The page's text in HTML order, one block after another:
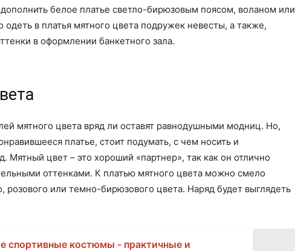
белое платье светло-бирюзовым поясом, воланом или
в платья мятного цвета подружек невесты, а также,
в оформлении банкетного зала.
мятного цвета вряд ли оставят равнодушными модниц. Но,
платье, стоит подумать, с чем носить и
Мятный цвет – это хороший «партнер», так как он отлично
оттенками. К платью мятного цвета можно смело
розового или темно-бирюзового цвета. Наряд будет выглядеть
спортивные костюмы - практичные и